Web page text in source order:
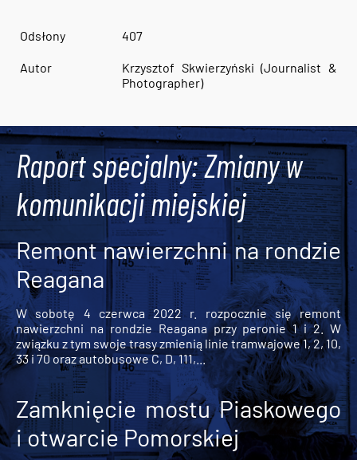
Odsłony 407
Autor
Krzysztof Skwierzyński (Journalist &
Photographer)
Raport specjalny: Zmiany w
komunikacji miejskiej
Remont nawierzchni na rondzie
Reagana
W sobotę 4 czerwca 2022 r. rozpocznie się remont
nawierzchni na rondzie Reagana przy peronie 1 i 2. W
związku z tym swoje trasy zmienią linie tramwajowe 1, 2, 10,
33 i 70 oraz autobusowe C, D, 111,...
Zamknięcie mostu Piaskowego
i otwarcie Pomorskiej